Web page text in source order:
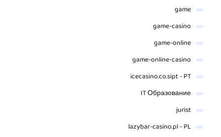
game
game-casino
game-online
game-online-casino
icecasino.co.sipt - PT
IT Образование
jurist
lazybar-casino.pl - PL